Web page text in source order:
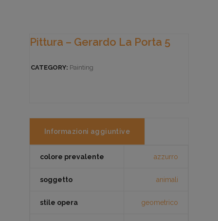
Pittura – Gerardo La Porta 5
CATEGORY: Painting
Informazioni aggiuntive
colore prevalente azzurro
soggetto animali
stile opera geometrico